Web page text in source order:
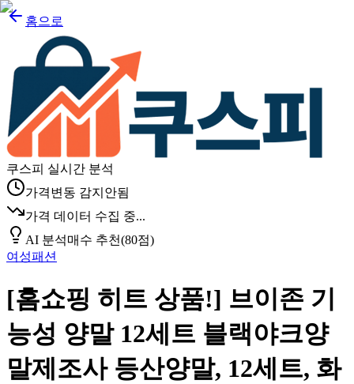
홈으로
쿠스피 실시간 분석
가격변동 감지안됨
가격 데이터 수집 중...
AI 분석매수 추천(80점)
여성패션
[홈쇼핑 히트 상품!] 브이존 기
능성 양말 12세트 블랙야크양
말제조사 등산양말, 12세트, 화